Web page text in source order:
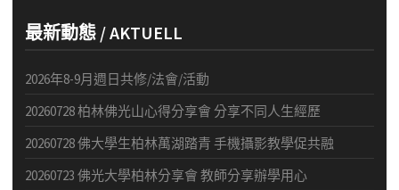
最新動態 / AKTUELL
2026年8-9月週日共修/法會/活動
20260728 柏林佛光山心得分享會 分享不同人生經歷
20260728 佛大學生柏林萬湖踏青 手機攝影教學促共融
20260723 佛光大學柏林分享會 教師分享辦學用心